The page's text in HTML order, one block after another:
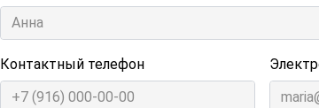
Контактный телефон